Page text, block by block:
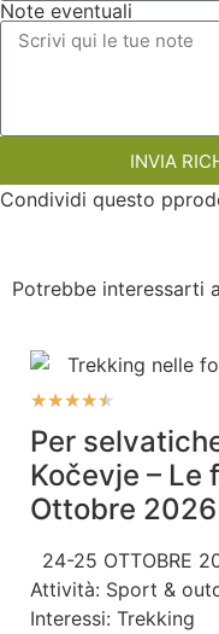
Note eventuali
INVIA
Condividi questo
Potrebbe interessarti
★★★★★
Per
Kočevje –
Ottobre 2026
24-25 OTTOBRE
Attività: Sport &
Interessi: Trekking